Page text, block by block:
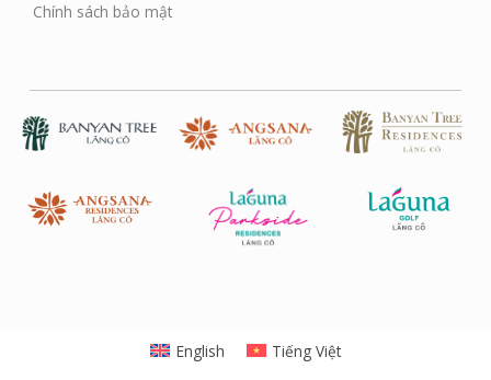
Chính sách bảo mật
English Tiếng Việt